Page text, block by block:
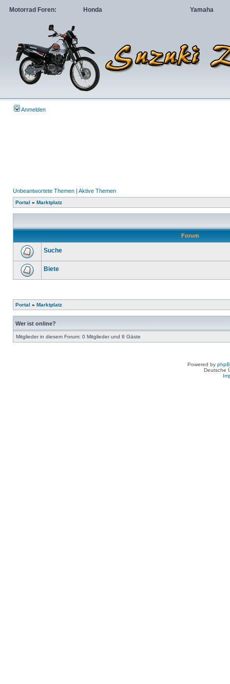
Motorrad Foren: Honda Yamaha
Anmelden
Unbeantwortete Themen | Aktive Themen
Portal » Marktplatz
Forum
Suche
Biete
Portal » Marktplatz
Wer ist online?
Mitglieder in diesem Forum: 0 Mitglieder und 8 Gäste
Powered by
Deutsche